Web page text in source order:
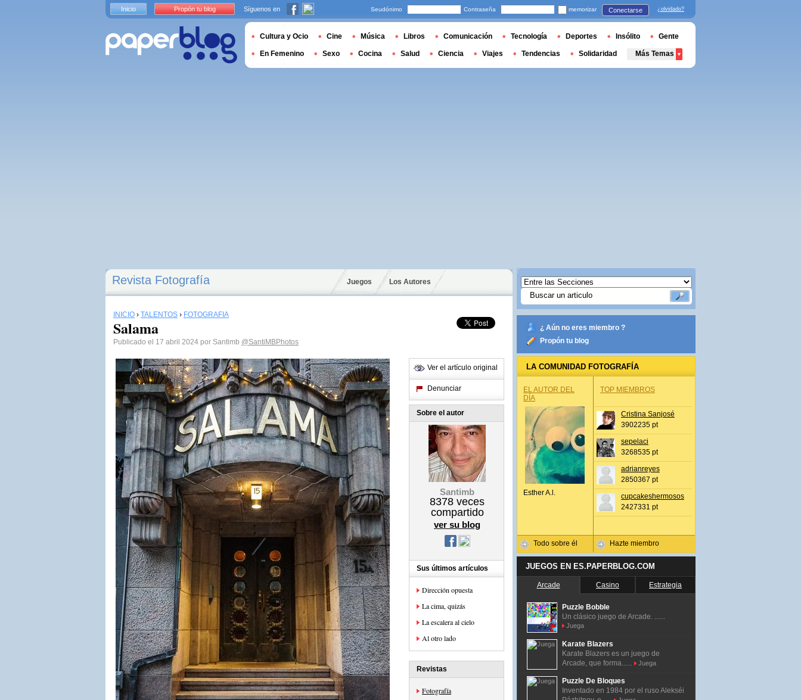
Revista Fotografía Juegos Los Autores
INICIO › TALENTOS › FOTOGRAFÍA
Salama
Publicado el 17 abril 2024 por Santimb @SantiMBPhotos
Ver el artículo original
Denunciar
Sobre el autor
Santimb
8378 veces
compartido
ver su blog
Sus últimos artículos
Dirección opuesta
La cima, quizás
La escalera al cielo
Al otro lado
Revistas
Fotografía
¿ Aún no eres miembro ?
Propón tu blog
LA COMUNIDAD FOTOGRAFÍA
EL AUTOR DEL
DÍA
Esther A.l.
Todo sobre él
TOP MIEMBROS
Cristina Sanjosé
3902235 pt
sepelaci
3268535 pt
adrianreyes
2850367 pt
cupcakeshermosos
2427331 pt
Hazte miembro
JUEGOS EN ES.PAPERBLOG.COM
Arcade Casino Estrategia
Puzzle Bobble
Un clásico juego de Arcade. ......
Juega
Karate Blazers
Karate Blazers es un juego de
Arcade, que forma......
Juega
Puzzle De Bloques
Inventado en 1984 por el ruso Alekséi
Inicio Propón tu blog Síguenos en Seudónimo Contraseña memorizar Conectarse ¿olvidado?
Cultura y Ocio Cine Música Libros Comunicación Tecnología Deportes Insólito Gente
En Femenino Sexo Cocina Salud Ciencia Viajes Tendencias Solidaridad Más Temas